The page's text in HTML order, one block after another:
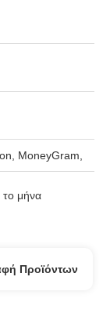
MoneyGram,
μήνα
Προϊόντων